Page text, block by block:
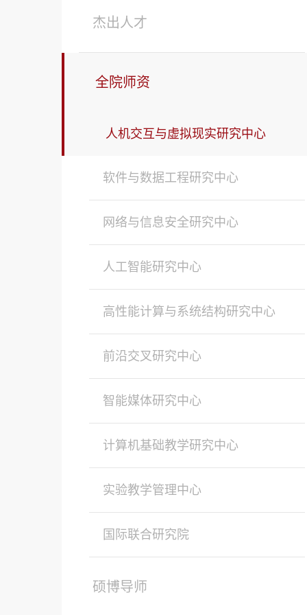
杰出人才
全院师资
人机交互与虚拟现实研究中心
软件与数据工程研究中心
网络与信息安全研究中心
人工智能研究中心
高性能计算与系统结构研究中心
前沿交叉研究中心
智能媒体研究中心
计算机基础教学研究中心
实验教学管理中心
国际联合研究院
硕博导师